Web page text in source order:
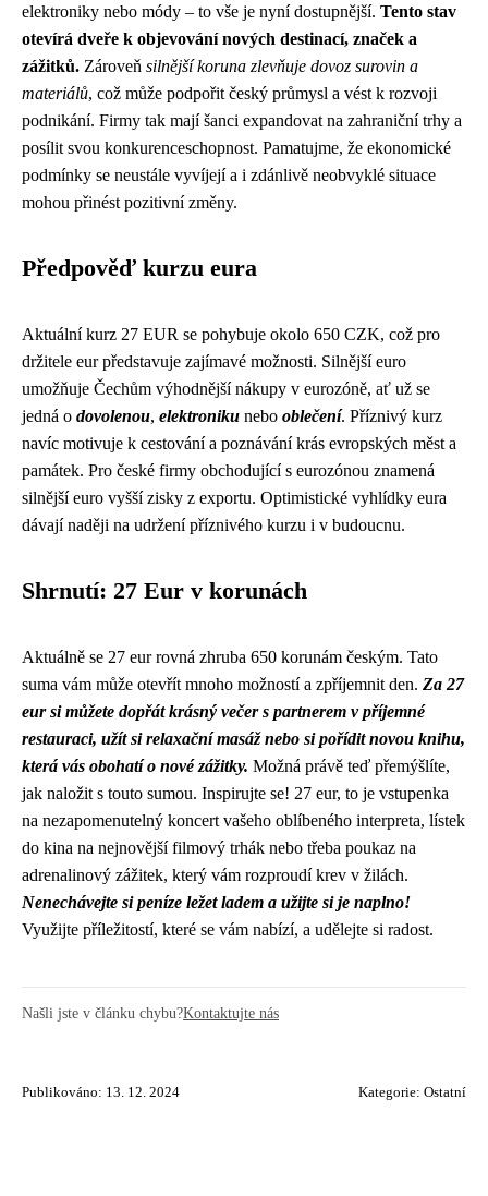
elektroniky nebo módy – to vše je nyní dostupnější. Tento stav
otevírá dveře k objevování nových destinací, značek a
zážitků. Zároveň silnější koruna zlevňuje dovoz surovin a
materiálů, což může podpořit český průmysl a vést k rozvoji
podnikání. Firmy tak mají šanci expandovat na zahraniční trhy a
posílit svou konkurenceschopnost. Pamatujme, že ekonomické
podmínky se neustále vyvíjejí a i zdánlivě neobvyklé situace
mohou přinést pozitivní změny.
Předpověď kurzu eura
Aktuální kurz 27 EUR se pohybuje okolo 650 CZK, což pro
držitele eur představuje zajímavé možnosti. Silnější euro
umožňuje Čechům výhodnější nákupy v eurozóně, ať už se
jedná o dovolenou, elektroniku nebo oblečení. Příznivý kurz
navíc motivuje k cestování a poznávání krás evropských měst a
památek. Pro české firmy obchodující s eurozónou znamená
silnější euro vyšší zisky z exportu. Optimistické vyhlídky eura
dávají naději na udržení příznivého kurzu i v budoucnu.
Shrnutí: 27 Eur v korunách
Aktuálně se 27 eur rovná zhruba 650 korunám českým. Tato
suma vám může otevřít mnoho možností a zpříjemnit den. Za 27
eur si můžete dopřát krásný večer s partnerem v příjemné
restauraci, užít si relaxační masáž nebo si pořídit novou knihu,
která vás obohatí o nové zážitky. Možná právě teď přemýšlíte,
jak naložit s touto sumou. Inspirujte se! 27 eur, to je vstupenka
na nezapomenutelný koncert vašeho oblíbeného interpreta, lístek
do kina na nejnovější filmový trhák nebo třeba poukaz na
adrenalinový zážitek, který vám rozproudí krev v žilách.
Nenechávejte si peníze ležet ladem a užijte si je naplno!
Využijte příležitostí, které se vám nabízí, a udělejte si radost.
Našli jste v článku chybu?Kontaktujte nás
Publikováno: 13. 12. 2024 Kategorie: Ostatní